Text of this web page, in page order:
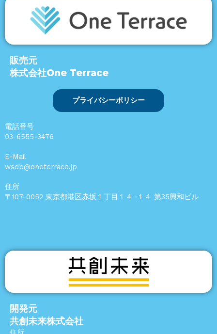
販売元
株式会社One Terrace
プライバシーポリシー
電話番号
03-6555-3476
E-Mail
wsdb@oneterrace.jp
住所
〒107-0052 東京都港区赤坂１丁目１４−１４ 第35興和ビル
開発元
共創未来株式会社